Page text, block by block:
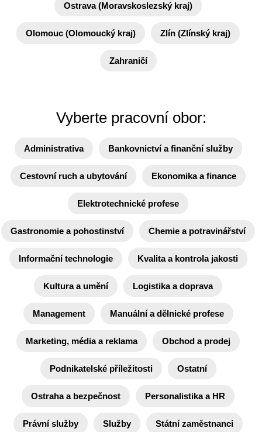
Ostrava (Moravskoslezský kraj)
Olomouc (Olomoucký kraj) Zlín (Zlínský kraj)
Zahraničí
Vyberte pracovní obor:
Administrativa Bankovnictví a finanční služby
Cestovní ruch a ubytování Ekonomika a finance
Elektrotechnické profese
Gastronomie a pohostinství Chemie a potravinářství
Informační technologie Kvalita a kontrola jakosti
Kultura a umění Logistika a doprava
Management Manuální a dělnické profese
Marketing, média a reklama Obchod a prodej
Podnikatelské příležitosti Ostatní
Ostraha a bezpečnost Personalistika a HR
Právní služby Služby Státní zaměstnanci